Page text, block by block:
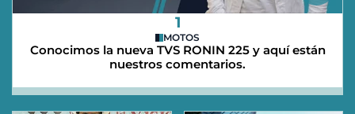
1
MOTOS
Conocimos la nueva TVS RONIN 225 y aquí están
nuestros comentarios.